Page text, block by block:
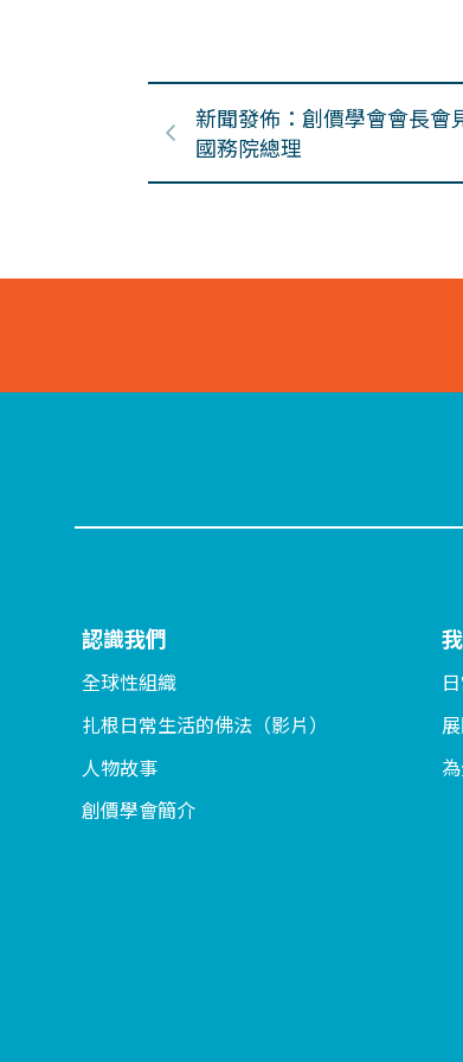
新聞發佈：創價學會會長會
國務院總理
認識我們
全球性組織
扎根日常生活的佛法（影片）
人物故事
創價學會簡介